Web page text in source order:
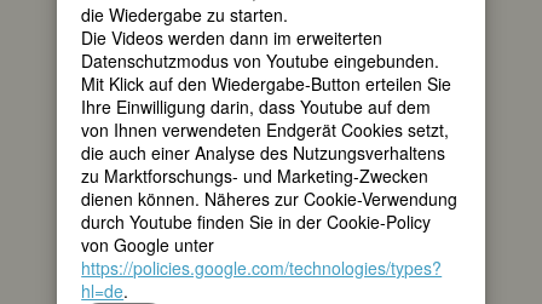
6. Mai 1992 in
Paris
deutsch-US-amerikanische
Schauspielerin und Sängerin
30. Todestag am 6. Mai 2022
Biografie•Zitate •Weblinks•Literatur &
Quellen
BIOGRAFIE
die Wiedergabe zu starten.
Die Videos werden dann im erweiterten
Datenschutzmodus von Youtube eingebunden.
Mit Klick auf den Wiedergabe-Button erteilen Sie
Ihre Einwilligung darin, dass Youtube auf dem
von Ihnen verwendeten Endgerät Cookies setzt,
die auch einer Analyse des Nutzungsverhaltens
zu Marktforschungs- und Marketing-Zwecken
dienen können. Näheres zur Cookie-Verwendung
durch Youtube finden Sie in der Cookie-Policy
von Google unter
https://policies.google.com/technologies/types?
hl=de.